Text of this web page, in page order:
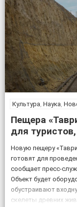
Культура Наука
Пещера
для
Новую пещеру
готовят для
сообщает пресс-
Объект будет
обустраивают
скелеты древних